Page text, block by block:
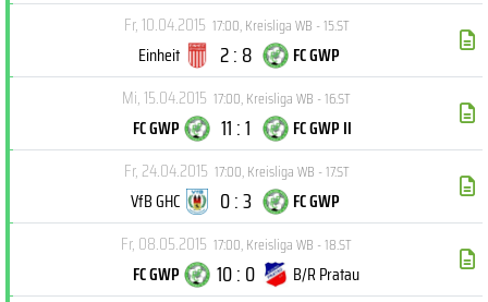
Fr, 10.04.2015 17:00,Kreisliga WB - 15.ST
Einheit 2 : 8
FC GWP
Mi, 15.04.2015 17:00,Kreisliga WB - 16.ST
FC GWP 11 : 1
FC GWP II
Fr, 24.04.2015 17:00,Kreisliga WB - 17.ST
VfB GHC 0 : 3
FC GWP
Fr, 08.05.2015 17:00,Kreisliga WB - 18.ST
FC GWP 10 : 0
B/R Pratau